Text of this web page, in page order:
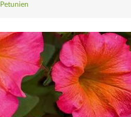
Petunien